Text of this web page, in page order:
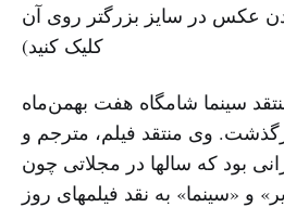
عکس در سایز بزرگتر روی آن
کلیک کنید)
سینما شامگاه هفت بهمن‌ماه
درگذشت. وی منتقد فیلم، مترجم و
بود که سالها در مجلاتی چون
و «سینما» به نقد فیلمهای روز